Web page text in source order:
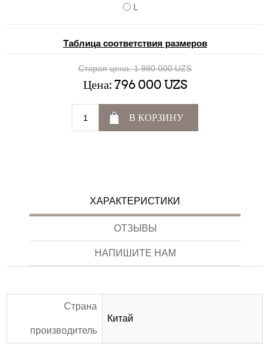
L
Таблица соответствия размеров
Старая цена: 1 990 000 UZS
Цена: 796 000 UZS
В КОРЗИНУ
ХАРАКТЕРИСТИКИ
ОТЗЫВЫ
НАПИШИТЕ НАМ
Страна
производитель
Китай